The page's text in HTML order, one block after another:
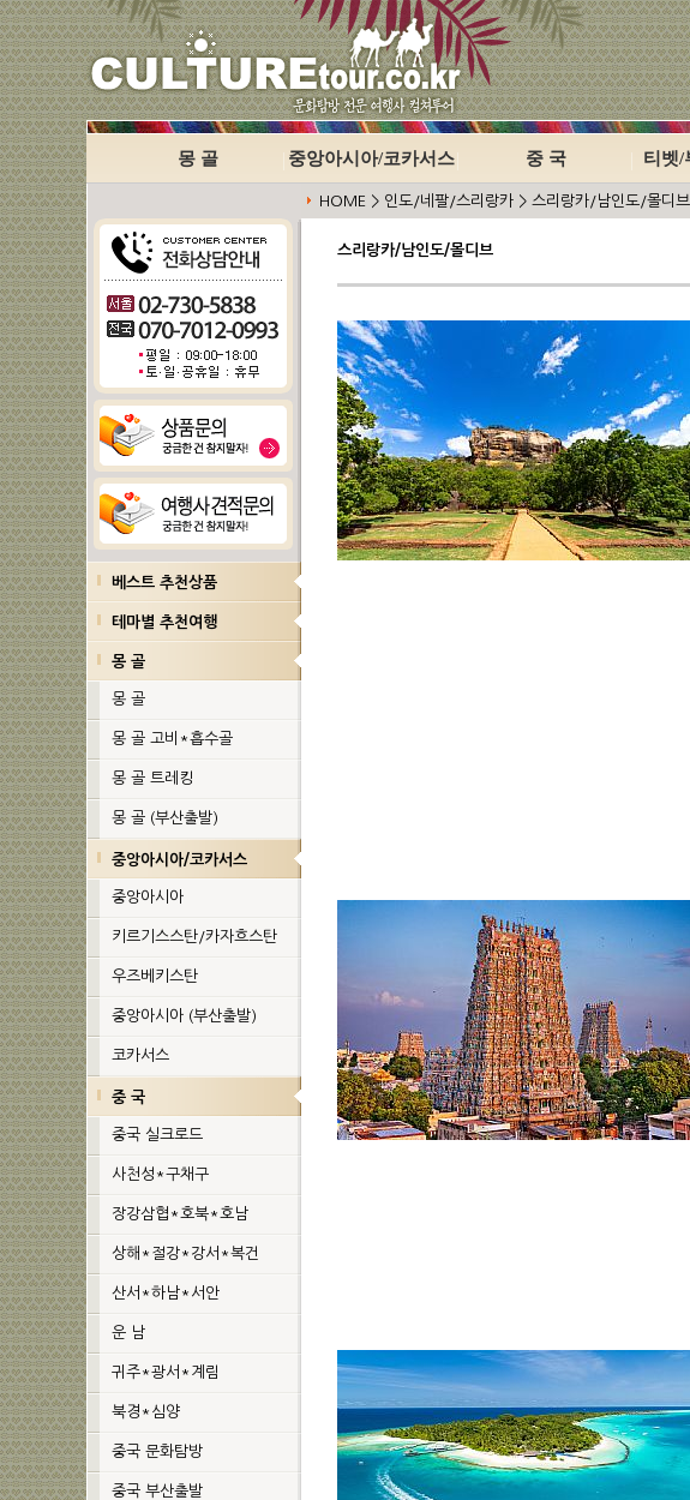
몽 골 중앙아시아/코카서스 중 국 티벳/
HOME > 인도/네팔/스리랑카 > 스리랑카/남인도/몰디브
베스트 추천상품
테마별 추천여행
몽 골
몽 골
몽 골 고비*흡수골
몽 골 트레킹
몽 골 (부산출발)
중앙아시아/코카서스
중앙아시아
키르기스스탄/카자흐스탄
우즈베키스탄
중앙아시아 (부산출발)
코카서스
중 국
중국 실크로드
사천성*구채구
장강삼협*호북*호남
상해*절강*강서*복건
산서*하남*서안
운 남
귀주*광서*계림
북경*심양
중국 문화탐방
중국 부산출발
스리랑카/남인도/몰디브